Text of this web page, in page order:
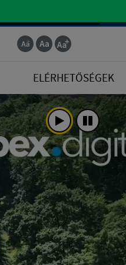
ELÉRHETŐSÉGEK